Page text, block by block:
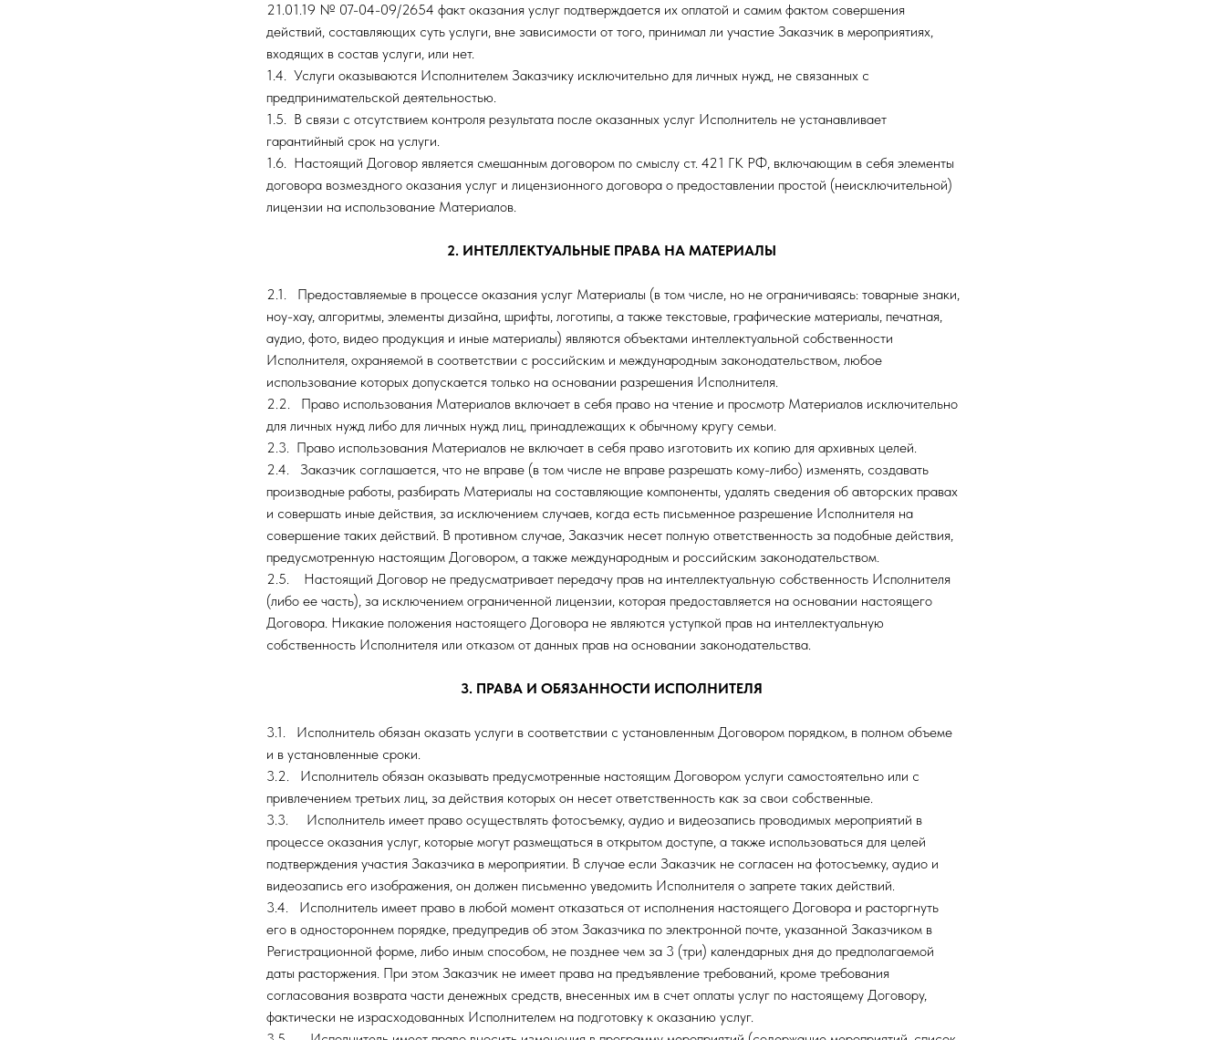
21.01.19 № 07-04-09/2654 факт оказания услуг подтверждается их оплатой и самим фактом совершения
действий, составляющих суть услуги, вне зависимости от того, принимал ли участие Заказчик в мероприятиях,
входящих в состав услуги, или нет.
1.4. Услуги оказываются Исполнителем Заказчику исключительно для личных нужд, не связанных с
предпринимательской деятельностью.
1.5. В связи с отсутствием контроля результата после оказанных услуг Исполнитель не устанавливает
гарантийный срок на услуги.
1.6. Настоящий Договор является смешанным договором по смыслу ст. 421 ГК РФ, включающим в себя элементы
договора возмездного оказания услуг и лицензионного договора о предоставлении простой (неисключительной)
лицензии на использование Материалов.
2. ИНТЕЛЛЕКТУАЛЬНЫЕ ПРАВА НА МАТЕРИАЛЫ
2.1. Предоставляемые в процессе оказания услуг Материалы (в том числе, но не ограничиваясь: товарные знаки,
ноу-хау, алгоритмы, элементы дизайна, шрифты, логотипы, а также текстовые, графические материалы, печатная,
аудио, фото, видео продукция и иные материалы) являются объектами интеллектуальной собственности
Исполнителя, охраняемой в соответствии с российским и международным законодательством, любое
использование которых допускается только на основании разрешения Исполнителя.
2.2. Право использования Материалов включает в себя право на чтение и просмотр Материалов исключительно
для личных нужд либо для личных нужд лиц, принадлежащих к обычному кругу семьи.
2.3. Право использования Материалов не включает в себя право изготовить их копию для архивных целей.
2.4. Заказчик соглашается, что не вправе (в том числе не вправе разрешать кому-либо) изменять, создавать
производные работы, разбирать Материалы на составляющие компоненты, удалять сведения об авторских правах
и совершать иные действия, за исключением случаев, когда есть письменное разрешение Исполнителя на
совершение таких действий. В противном случае, Заказчик несет полную ответственность за подобные действия,
предусмотренную настоящим Договором, а также международным и российским законодательством.
2.5. Настоящий Договор не предусматривает передачу прав на интеллектуальную собственность Исполнителя
(либо ее часть), за исключением ограниченной лицензии, которая предоставляется на основании настоящего
Договора. Никакие положения настоящего Договора не являются уступкой прав на интеллектуальную
собственность Исполнителя или отказом от данных прав на основании законодательства.
3. ПРАВА И ОБЯЗАННОСТИ ИСПОЛНИТЕЛЯ
3.1. Исполнитель обязан оказать услуги в соответствии с установленным Договором порядком, в полном объеме
и в установленные сроки.
3.2. Исполнитель обязан оказывать предусмотренные настоящим Договором услуги самостоятельно или с
привлечением третьих лиц, за действия которых он несет ответственность как за свои собственные.
3.3. Исполнитель имеет право осуществлять фотосъемку, аудио и видеозапись проводимых мероприятий в
процессе оказания услуг, которые могут размещаться в открытом доступе, а также использоваться для целей
подтверждения участия Заказчика в мероприятии. В случае если Заказчик не согласен на фотосъемку, аудио и
видеозапись его изображения, он должен письменно уведомить Исполнителя о запрете таких действий.
3.4. Исполнитель имеет право в любой момент отказаться от исполнения настоящего Договора и расторгнуть
его в одностороннем порядке, предупредив об этом Заказчика по электронной почте, указанной Заказчиком в
Регистрационной форме, либо иным способом, не позднее чем за 3 (три) календарных дня до предполагаемой
даты расторжения. При этом Заказчик не имеет права на предъявление требований, кроме требования
согласования возврата части денежных средств, внесенных им в счет оплаты услуг по настоящему Договору,
фактически не израсходованных Исполнителем на подготовку к оказанию услуг.